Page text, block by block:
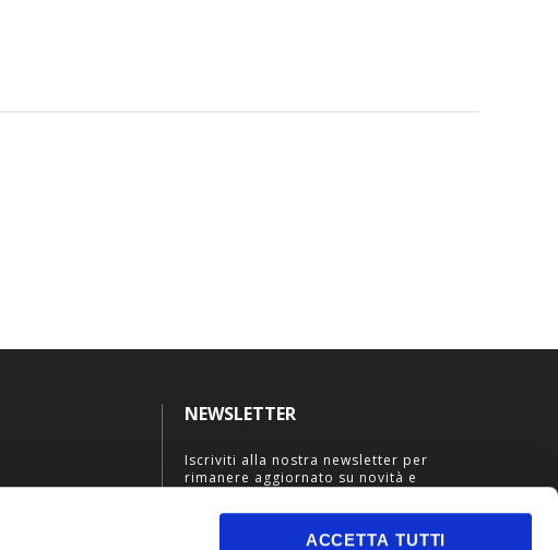
ACCETTA TUTTI
NEWSLETTER
Iscriviti alla nostra newsletter per
rimanere aggiornato su novità e